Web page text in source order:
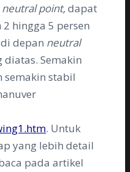
neutral point,dapat
hingga 5 persen
depan neutral
Semakin
semakin stabil
. Untuk
yang lebih detail
pada artikel